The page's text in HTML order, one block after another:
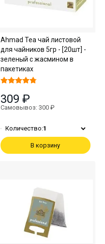
Ahmad Tea чай листовой
для чайников 5гр - [20шт] -
зеленый с жасмином в
пакетиках
309 ₽
Самовывоз: 300 ₽
Количество:1
В корзину